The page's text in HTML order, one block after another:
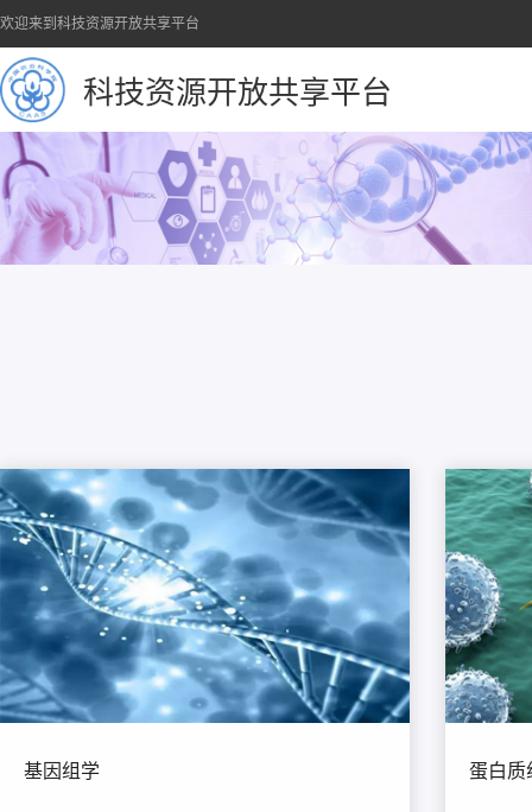
欢迎来到科技资源开放共享平台
科技资源开放共享平台
基因组学 蛋白质